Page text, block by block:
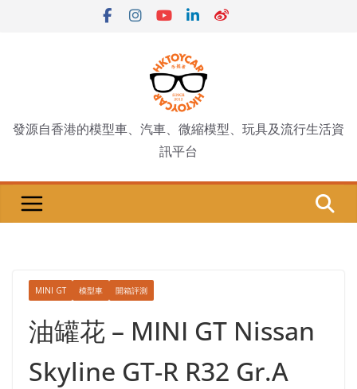
發源自香港的模型車、汽車、微縮模型、玩具及流行生活資
訊平台
MINI GT 模型車 開箱評測
油罐花 – MINI GT Nissan
Skyline GT-R R32 Gr.A